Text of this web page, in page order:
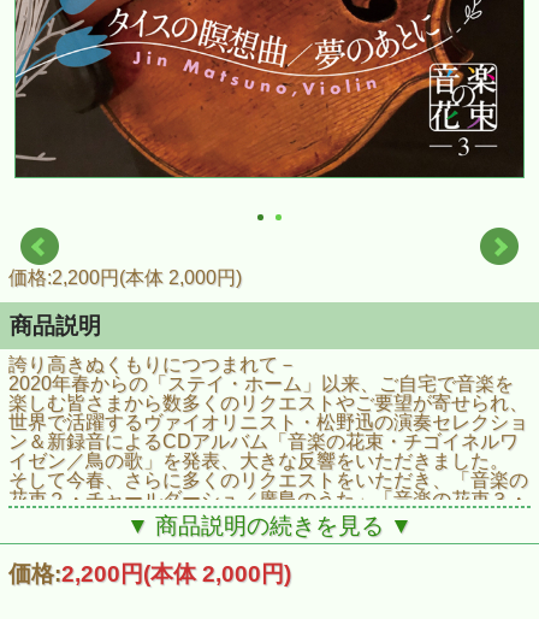
価格:2,200円(本体 2,000円)
商品説明
誇り高きぬくもりにつつまれて－
2020年春からの「ステイ・ホーム」以来、ご自宅で音楽を
楽しむ皆さまから数多くのリクエストやご要望が寄せられ、
世界で活躍するヴァイオリニスト・松野迅の演奏セレクショ
ン＆新録音によるCDアルバム「音楽の花束・チゴイネルワ
イゼン／鳥の歌」を発表、大きな反響をいただきました。
そして今春、さらに多くのリクエストをいただき、「音楽の
花束２・チャールダーシュ／廣島のうた」「音楽の花束３・
タイスの瞑想曲／夢のあとに」２タイトル同時発表いたしま
「音楽の花束３・タイスの瞑想曲／夢のあとに」は、これま
でにリリースされた松野迅CDアルバムから厳選された名
▼ 商品説明の続きを見る ▼
価格:2,200円(本体 2,000円)